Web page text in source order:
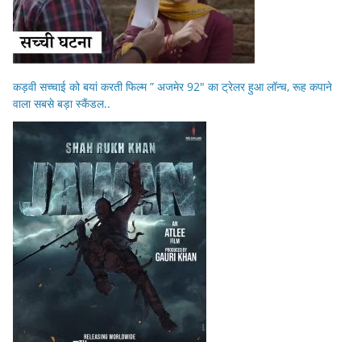
कड़वी सच्चाई को बयां करती फिल्म ” अजमेर 92″ का ट्रेलर हुआ लॉन्च, रूह कपाने
वाला सबसे बड़ा स्कैंडल..